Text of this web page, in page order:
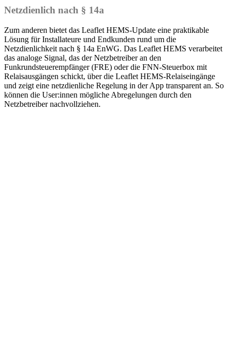
Netzdienlich nach § 14a
Zum anderen bietet das Leaflet HEMS-Update eine praktikable
Lösung für Installateure und Endkunden rund um die
Netzdienlichkeit nach § 14a EnWG. Das Leaflet HEMS verarbeitet
das analoge Signal, das der Netzbetreiber an den
Funkrundsteuerempfänger (FRE) oder die FNN-Steuerbox mit
Relaisausgängen schickt, über die Leaflet HEMS-Relaiseingänge
und zeigt eine netzdienliche Regelung in der App transparent an. So
können die User:innen mögliche Abregelungen durch den
Netzbetreiber nachvollziehen.